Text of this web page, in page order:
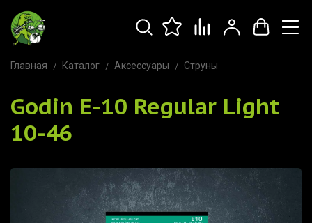
Главная Каталог Аксессуары Струны
Godin E-10 Regular Light
10-46